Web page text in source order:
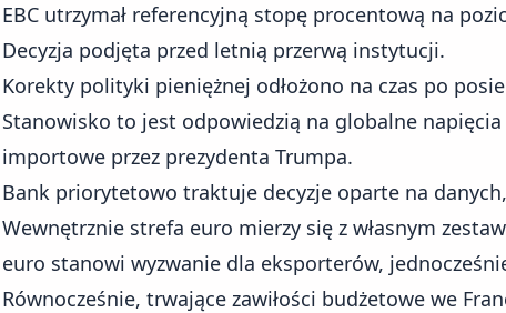
EBC utrzymał referencyjną stopę procentową na
Decyzja podjęta przed letnią przerwą instytucji.
Korekty polityki pieniężnej odłożono na czas po
Stanowisko to jest odpowiedzią na globalne
importowe przez prezydenta Trumpa.
Bank priorytetowo traktuje decyzje oparte na
Wewnętrznie strefa euro mierzy się z własnym
euro stanowi wyzwanie dla eksporterów,
Równocześnie, trwające zawiłości budżetowe we